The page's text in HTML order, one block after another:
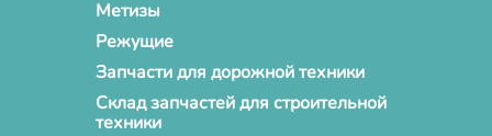
Метизы
Режущие
Запчасти для дорожной техники
Склад запчастей для строительной
техники